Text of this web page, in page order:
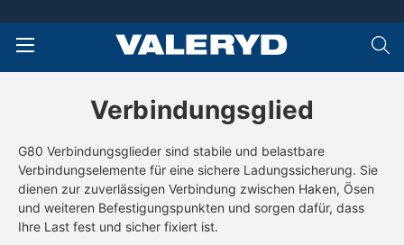
Verbindungsglied
G80 Verbindungsglieder sind stabile und belastbare
Verbindungselemente für eine sichere Ladungssicherung. Sie
dienen zur zuverlässigen Verbindung zwischen Haken, Ösen
und weiteren Befestigungspunkten und sorgen dafür, dass
Ihre Last fest und sicher fixiert ist.